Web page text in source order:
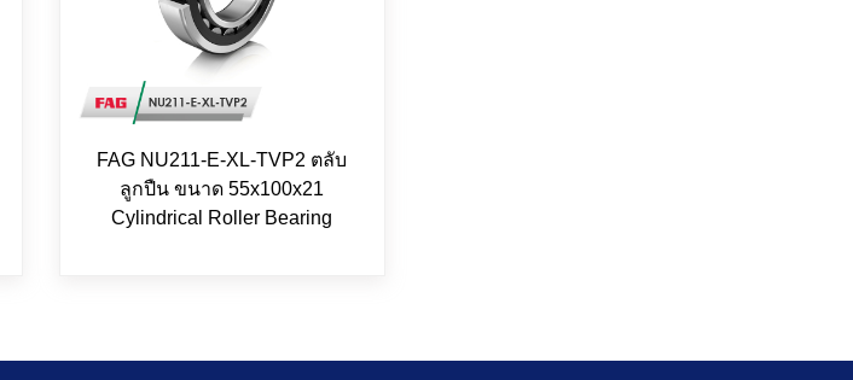
FAG NU211-E-XL-TVP2 ตลับ
ลูกปืน ขนาด 55x100x21
Cylindrical Roller Bearing